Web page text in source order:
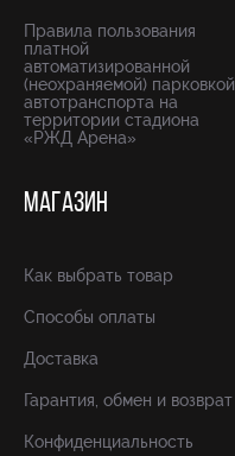
Правила пользования
платной
автоматизированной
(неохраняемой) парковкой
автотранспорта на
территории стадиона
«РЖД Арена»
МАГАЗИН
Как выбрать товар
Способы оплаты
Доставка
Гарантия, обмен и возврат
Конфиденциальность